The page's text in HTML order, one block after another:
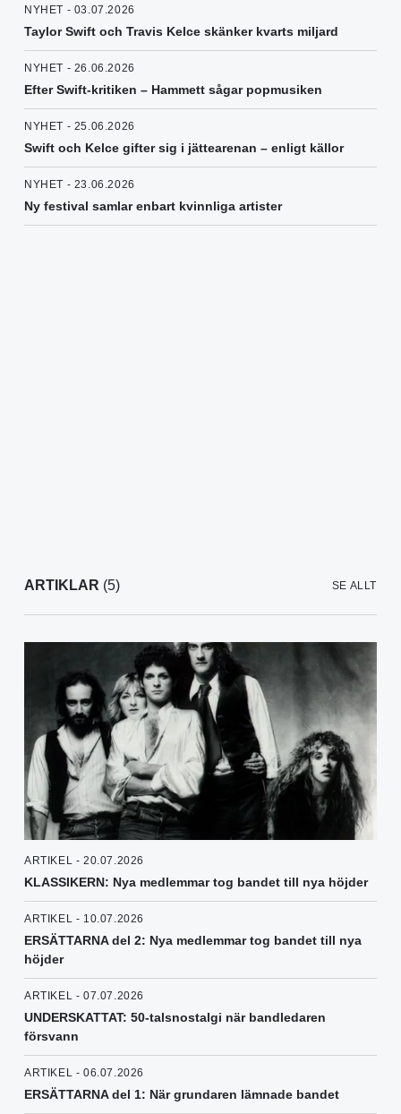
NYHET - 03.07.2026
Taylor Swift och Travis Kelce skänker kvarts miljard
NYHET - 26.06.2026
Efter Swift-kritiken – Hammett sågar popmusiken
NYHET - 25.06.2026
Swift och Kelce gifter sig i jättearenan – enligt källor
NYHET - 23.06.2026
Ny festival samlar enbart kvinnliga artister
ARTIKLAR (5) SE ALLT
ARTIKEL - 20.07.2026
KLASSIKERN: Nya medlemmar tog bandet till nya höjder
ARTIKEL - 10.07.2026
ERSÄTTARNA del 2: Nya medlemmar tog bandet till nya
höjder
ARTIKEL - 07.07.2026
UNDERSKATTAT: 50-talsnostalgi när bandledaren
försvann
ARTIKEL - 06.07.2026
ERSÄTTARNA del 1: När grundaren lämnade bandet